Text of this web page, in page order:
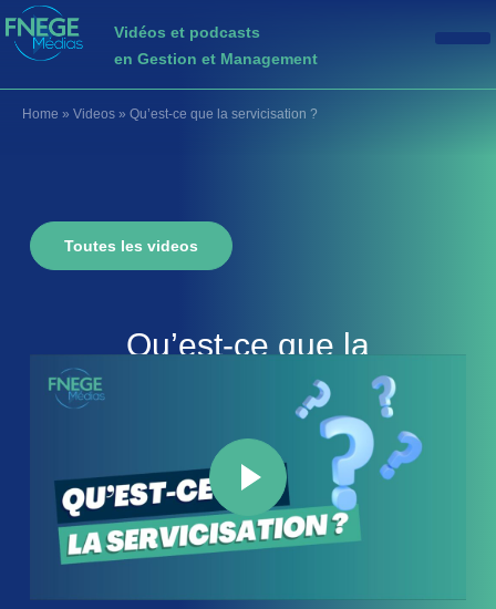
Vidéos et podcasts
en Gestion et Management
Home » Videos » Qu’est-ce que la servicisation ?
Toutes les videos
Qu’est-ce que la
servicisation